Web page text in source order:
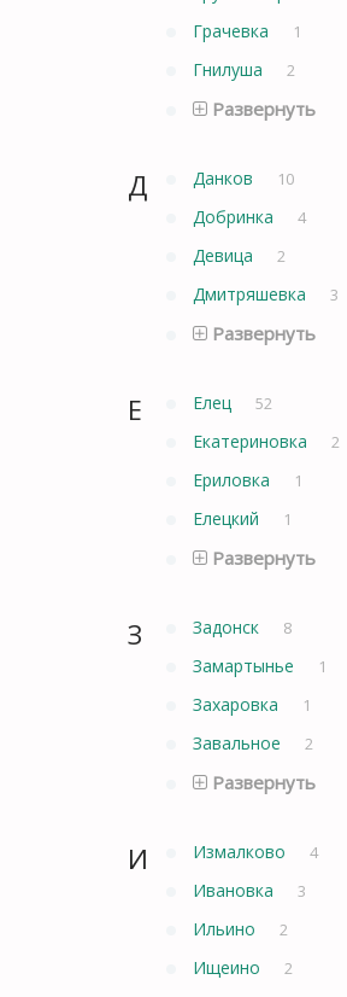
Грачевка 1
Гнилуша 2
Развернуть
Д Данков 10
Добринка 4
Девица 2
Дмитряшевка 3
Развернуть
Е Елец 52
Екатериновка 2
Ериловка 1
Елецкий 1
Развернуть
З Задонск 8
Замартынье 1
Захаровка 1
Завальное 2
Развернуть
И Измалково 4
Ивановка 3
Ильино 2
Ищеино 2